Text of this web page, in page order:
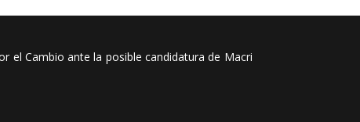
el Cambio ante la posible candidatura de Macri